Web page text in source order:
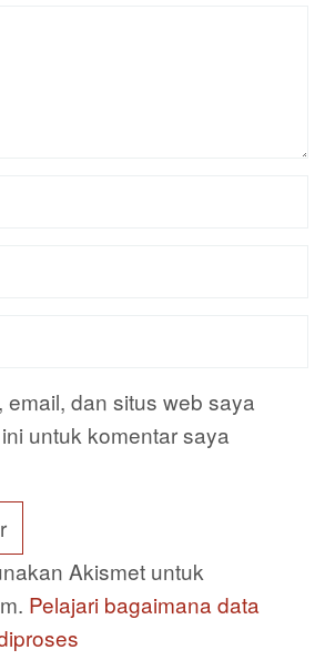
email, dan situs web saya
untuk komentar saya
Akismet untuk
Pelajari bagaimana data